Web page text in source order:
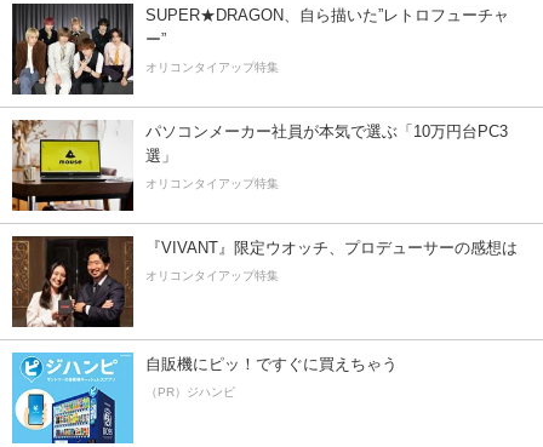
SUPER★DRAGON、自ら描いた”レトロフューチャ
ー”
オリコンタイアップ特集
パソコンメーカー社員が本気で選ぶ「10万円台PC3
選」
オリコンタイアップ特集
『VIVANT』限定ウオッチ、プロデューサーの感想は
オリコンタイアップ特集
自販機にピッ！ですぐに買えちゃう
（PR）ジハンピ